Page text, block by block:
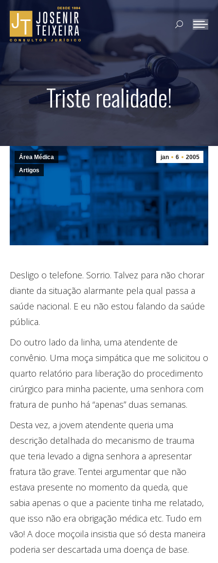
Search:
Triste realidade!
jan 6 2005
Área Médica
Artigos
Desligo o telefone. Sorrio. Talvez para não chorar
diante da situação alarmante pela qual passa a
saúde nacional. E eu não estou falando da saúde
pública.
Do outro lado da linha, uma atendente de
convênio. Uma moça simpática que me solicitou o
quarto relatório para liberação do procedimento
cirúrgico para minha paciente, uma senhora com
fratura de punho há “apenas” duas semanas.
Desta vez, a jovem atendente queria uma
descrição detalhada do mecanismo de trauma
que teria levado a digna senhora a apresentar
fratura tão grave. Tentei argumentar que não
estava presente no momento da queda, que
sabia apenas o que a paciente tinha me relatado,
que isso não era obrigação médica etc. Tudo em
vão! A doce moçoila insistia que só desta maneira
poderia ser descartada uma doença de base.